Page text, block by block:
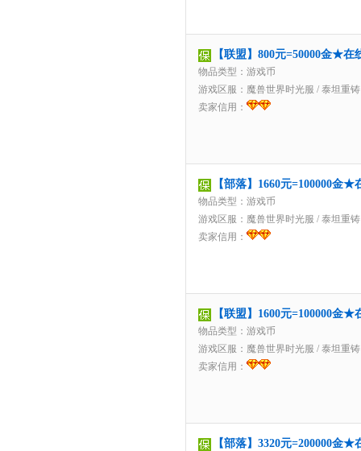
【联盟】800元=50000金★
物品类型：游戏币
游戏区服： 魔兽世界时光服 / 泰坦重铸
卖家信用：
【部落】1660元=100000金
物品类型：游戏币
游戏区服： 魔兽世界时光服 / 泰坦重铸
卖家信用：
【联盟】1600元=100000金
物品类型：游戏币
游戏区服： 魔兽世界时光服 / 泰坦重铸
卖家信用：
【部落】3320元=200000金